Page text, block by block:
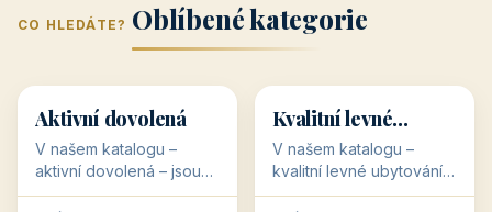
CO HLEDÁTE? Oblíbené kategorie
🥾 36 objektů
Aktivní dovolená
V našem katalogu –
aktivní dovolená – jsou
pro Vás připraveny
💰
💰
34 objektů
Kvalitní levné
ubytování
V našem katalogu –
kvalitní levné ubytování –
jsou pro Vás připraveny